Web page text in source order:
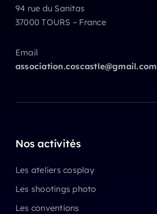
94 rue du Sanitas
37000 TOURS – France
Email
association.coscastle@gmail.com
Nos activités
Les ateliers cosplay
Les shootings photo
Les conventions